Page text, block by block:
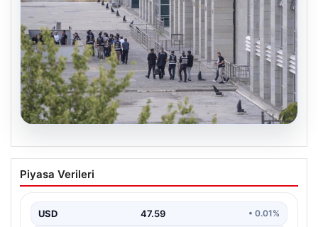
Etimesgut Belediyesi’nde Gelişen
Soruşturma ve Uyuşturucu Test
Son günlerde yayılan haberler, Etimesgut
Piyasa Verileri
USD 47.59 • 0.01%